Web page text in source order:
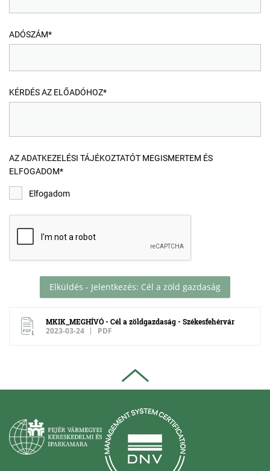
ADÓSZÁM*
KÉRDÉS AZ ELŐADÓHOZ*
AZ ADATKEZELÉSI TÁJÉKOZTATÓT MEGISMERTEM ÉS
ELFOGADOM*
Elfogadom
Elküldés - Jelentkezés: Cél a zöld gazdaság
MKIK_MEGHÍVÓ - Cél a zöldgazdaság - Székesfehérvár
2023-03-24 PDF